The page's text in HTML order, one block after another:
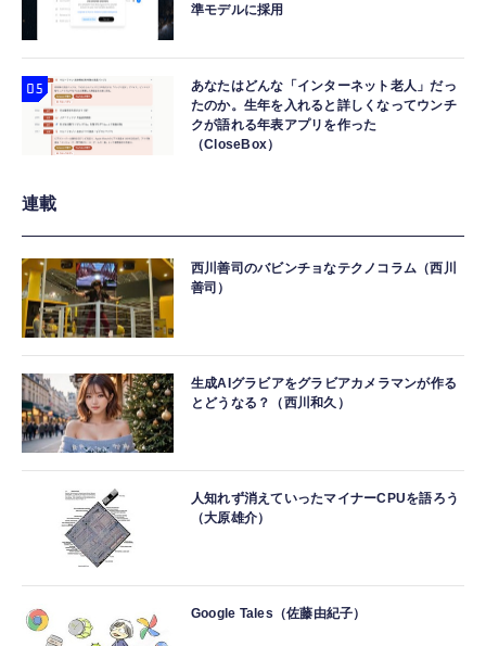
準モデルに採用
あなたはどんな「インターネット老人」だっ
たのか。生年を入れると詳しくなってウンチ
クが語れる年表アプリを作った
（CloseBox）
連載
西川善司のバビンチョなテクノコラム（西川
善司）
生成AIグラビアをグラビアカメラマンが作る
とどうなる？（西川和久）
人知れず消えていったマイナーCPUを語ろう
（大原雄介）
Google Tales（佐藤由紀子）